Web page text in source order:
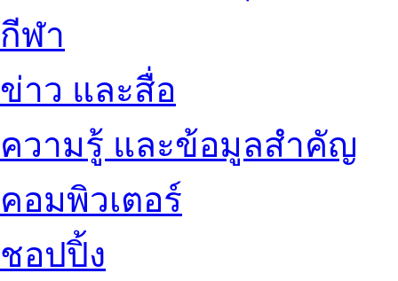
กีฬา
ข่าว และสื่อ
ความรู้ และข้อมูลสำคัญ
คอมพิวเตอร์
ชอปปิ้ง